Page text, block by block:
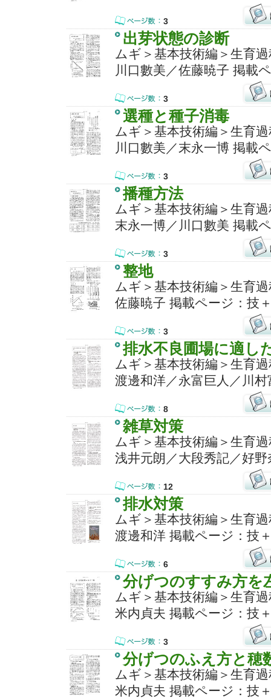
3
出芽状態の診断
ムギ＞基本技術編＞生育
川口數美／佐藤暁子 掲載
3
選種と種子消毒
ムギ＞基本技術編＞生育
川口數美／末永一博 掲載
3
播種方法
ムギ＞基本技術編＞生育
末永一博／川口數美 掲載
3
整地
ムギ＞基本技術編＞生育
佐藤暁子 掲載ページ：技
3
排水不良圃場に適し
ムギ＞基本技術編＞生育
渡邊和洋／永富巨人／川
8
雑草対策
ムギ＞基本技術編＞生育
浅井元朗／大段秀記／好
12
排水対策
ムギ＞基本技術編＞生育
渡邊和洋 掲載ページ：技
6
分げつのすすみ方を
ムギ＞基本技術編＞生育
米内貞夫 掲載ページ：技
3
分げつのふえ方と穂
ムギ＞基本技術編＞生育
米内貞夫 掲載ページ：技